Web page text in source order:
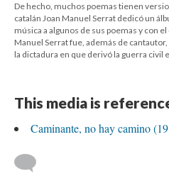
De hecho, muchos poemas tienen
catalán Joan Manuel Serrat dedicó un
música a algunos de sus poemas y con
Manuel Serrat fue, además de
la dictadura en que derivó la guerra civil
This media is
Caminante, no hay camino